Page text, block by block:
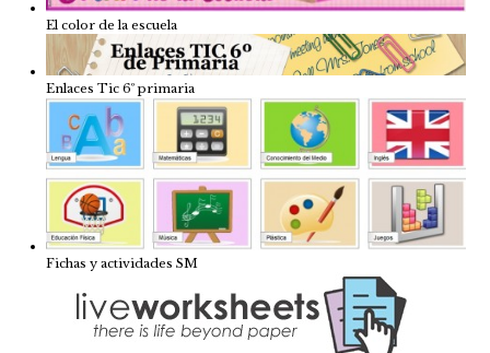
El color de la escuela
Enlaces Tic 6º primaria
Fichas y actividades SM